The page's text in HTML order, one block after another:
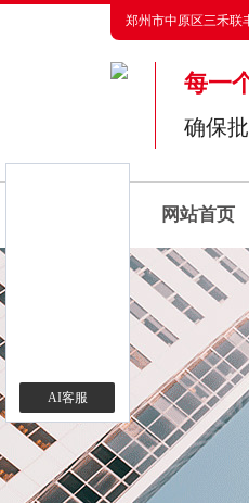
郑州市中原区三禾联
每一
确保
网站首页
AI客服